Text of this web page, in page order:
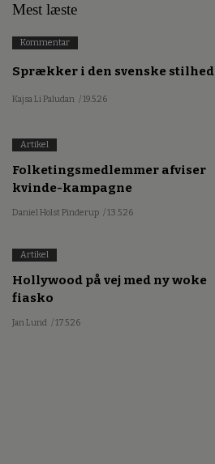
Mest læste
Kommentar
Sprækker i den svenske stilhed
Kajsa Li Paludan / 19.5.26
Artikel
Folketingsmedlemmer afviser
kvinde-kampagne
Daniel Holst Pinderup / 13.5.26
Artikel
Hollywood på vej med ny woke
fiasko
Jan Lund / 17.5.26